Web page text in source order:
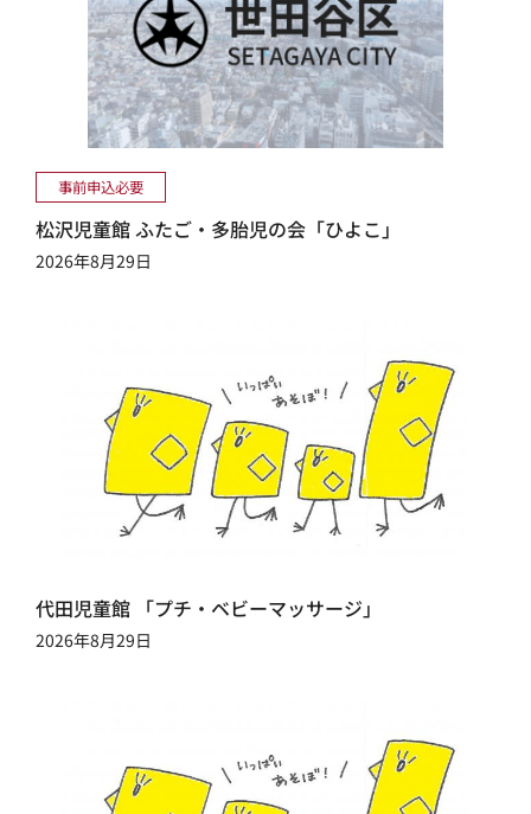
事前申込必要
松沢児童館 ふたご・多胎児の会「ひよこ」
2026年8月29日
代田児童館 「プチ・ベビーマッサージ」
2026年8月29日